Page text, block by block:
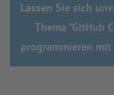
Lassen Sie sich
Thema "GitHub
programmieren